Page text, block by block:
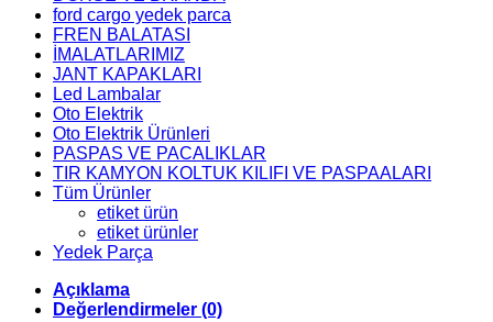
ford cargo yedek parca
FREN BALATASI
İMALATLARIMIZ
JANT KAPAKLARI
Led Lambalar
Oto Elektrik
Oto Elektrik Ürünleri
PASPAS VE PACALIKLAR
TIR KAMYON KOLTUK KILIFI VE PASPAALARI
Tüm Ürünler
etiket ürün
etiket ürünler
Yedek Parça
Açıklama
Değerlendirmeler (0)